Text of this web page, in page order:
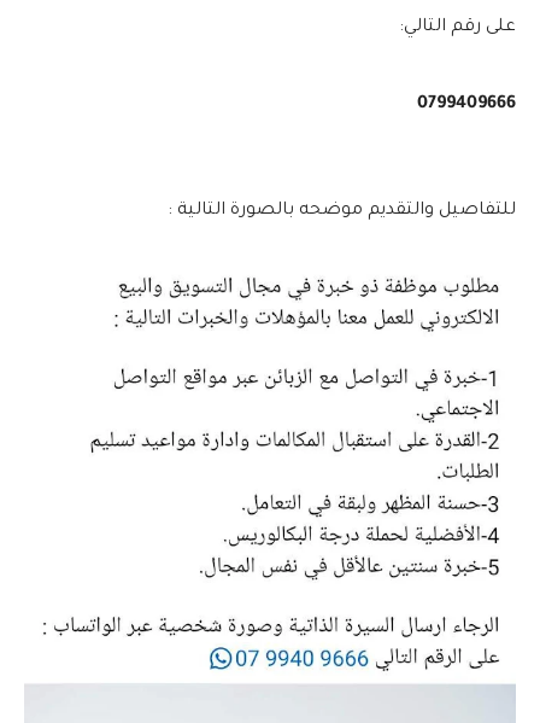
على رقم التالي:
0799409666
للتفاصيل والتقديم موضحه بالصورة التالية :